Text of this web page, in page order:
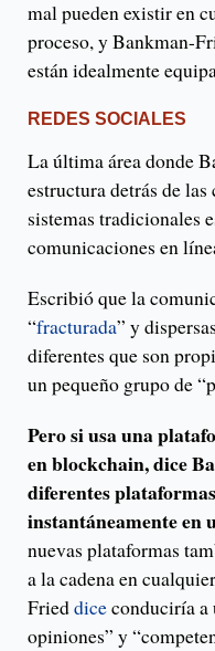
mal pueden existir en
proceso, y Bankman-
están idealmente
REDES SOCIALES
La última área donde
estructura detrás de
sistemas tradicionales
comunicaciones en
Escribió que la
“fracturada” y
diferentes que son
un pequeño grupo de
Pero si usa una
en blockchain, dice
diferentes
instantáneamente en
nuevas plataformas
a la cadena en
Frieddiceconduciría a
opiniones” y